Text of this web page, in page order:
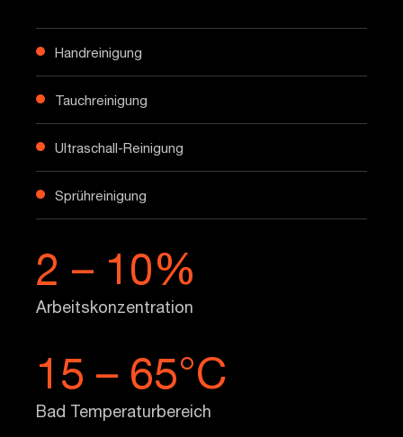
Handreinigung
Tauchreinigung
Ultraschall-Reinigung
Sprühreinigung
2 – 10%
Arbeitskonzentration
15 – 65°C
Bad Temperaturbereich